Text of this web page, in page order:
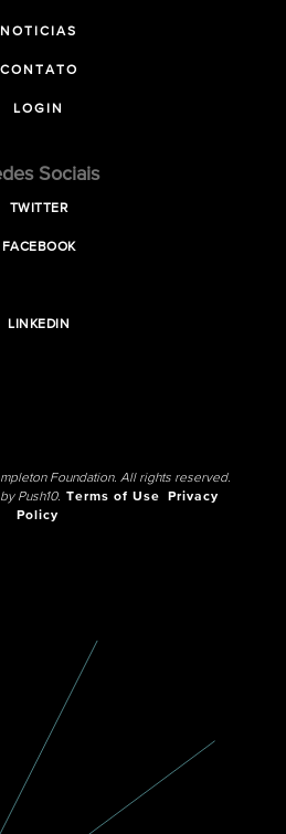
NOTICIAS
CONTATO
LOGIN
Sociais
TWITTER
FACEBOOK
LINKEDIN
Foundation. All rights reserved.
Push10. Terms of Use
Privacy
Policy